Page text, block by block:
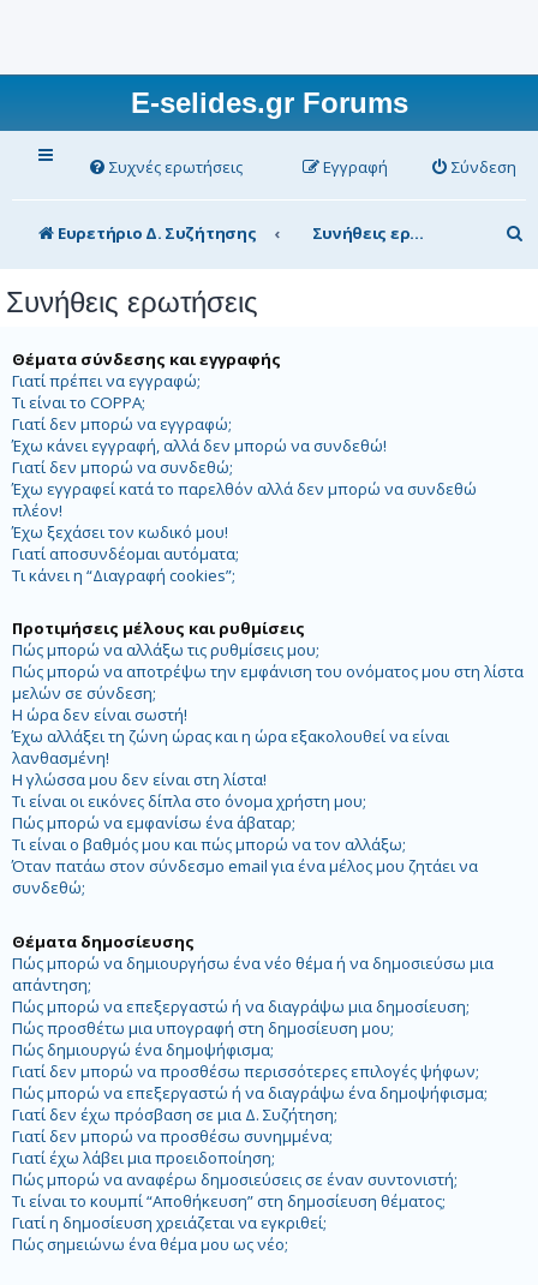
E-selides.gr Forums
Συχνές ερωτήσεις Σύνδεση
Εγγραφή
Ευρετήριο Δ. Συζήτησης Συνήθεις ερωτήσεις
ν
Συνήθεις ερωτήσεις
Θέματα σύνδεσης και εγγραφής
Γιατί πρέπει να εγγραφώ;
Τι είναι το COPPA;
Γιατί δεν μπορώ να εγγραφώ;
Έχω κάνει εγγραφή, αλλά δεν μπορώ να συνδεθώ!
Γιατί δεν μπορώ να συνδεθώ;
Έχω εγγραφεί κατά το παρελθόν αλλά δεν μπορώ να συνδεθώ
πλέον!
Έχω ξεχάσει τον κωδικό μου!
Γιατί αποσυνδέομαι αυτόματα;
Τι κάνει η “Διαγραφή cookies”;
Προτιμήσεις μέλους και ρυθμίσεις
Πώς μπορώ να αλλάξω τις ρυθμίσεις μου;
Πώς μπορώ να αποτρέψω την εμφάνιση του ονόματος μου στη λίστα
μελών σε σύνδεση;
Η ώρα δεν είναι σωστή!
Έχω αλλάξει τη ζώνη ώρας και η ώρα εξακολουθεί να είναι
λανθασμένη!
Η γλώσσα μου δεν είναι στη λίστα!
Τι είναι οι εικόνες δίπλα στο όνομα χρήστη μου;
Πώς μπορώ να εμφανίσω ένα άβαταρ;
Τι είναι ο βαθμός μου και πώς μπορώ να τον αλλάξω;
Όταν πατάω στον σύνδεσμο email για ένα μέλος μου ζητάει να
συνδεθώ;
Θέματα δημοσίευσης
Πώς μπορώ να δημιουργήσω ένα νέο θέμα ή να δημοσιεύσω μια
απάντηση;
Πώς μπορώ να επεξεργαστώ ή να διαγράψω μια δημοσίευση;
Πώς προσθέτω μια υπογραφή στη δημοσίευση μου;
Πώς δημιουργώ ένα δημοψήφισμα;
Γιατί δεν μπορώ να προσθέσω περισσότερες επιλογές ψήφων;
Πώς μπορώ να επεξεργαστώ ή να διαγράψω ένα δημοψήφισμα;
Γιατί δεν έχω πρόσβαση σε μια Δ. Συζήτηση;
Γιατί δεν μπορώ να προσθέσω συνημμένα;
Γιατί έχω λάβει μια προειδοποίηση;
Πώς μπορώ να αναφέρω δημοσιεύσεις σε έναν συντονιστή;
Τι είναι το κουμπί “Αποθήκευση” στη δημοσίευση θέματος;
Γιατί η δημοσίευση χρειάζεται να εγκριθεί;
Πώς σημειώνω ένα θέμα μου ως νέο;